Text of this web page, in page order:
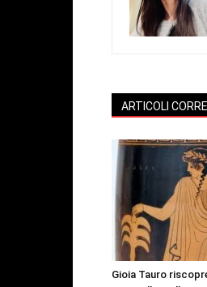
ARTICOLI
Gioia Tauro